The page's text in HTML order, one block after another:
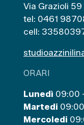
Via Grazioli
tel: 0461
cell:
ORARI
Lunedì 09:00
Martedi
Mercoledi